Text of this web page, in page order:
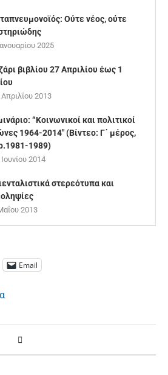
Ούτε νέος, ούτε
2025
βιβλίου 27 Απριλίου έως 1
Απριλίου 2013
“Κοινωνικοί και πολιτικοί
1964-2014″ (Βίντεο: Γ΄ μέρος,
1989)
2014
στερεότυπα και
2013
Email